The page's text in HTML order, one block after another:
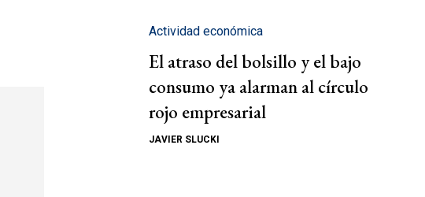
Actividad económica
El atraso del bolsillo y el bajo
consumo ya alarman al círculo
rojo empresarial
JAVIER SLUCKI